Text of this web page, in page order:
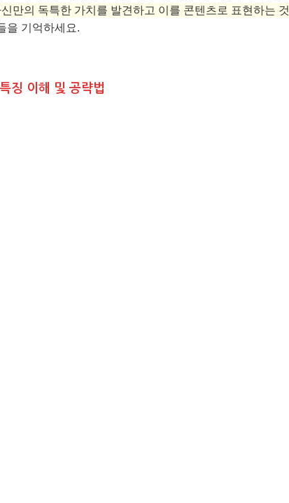
만의 독특한 가치를 발견하고 이를 콘텐츠로 표현하는 것
을 기억하세요.
징 이해 및 공략법